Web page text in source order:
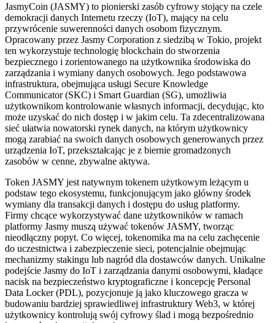
JasmyCoin (JASMY) to pionierski zasób cyfrowy stojący na czele
demokracji danych Internetu rzeczy (IoT), mający na celu
przywrócenie suwerenności danych osobom fizycznym.
Opracowany przez Jasmy Corporation z siedzibą w Tokio, projekt
ten wykorzystuje technologię blockchain do stworzenia
bezpiecznego i zorientowanego na użytkownika środowiska do
zarządzania i wymiany danych osobowych. Jego podstawowa
infrastruktura, obejmująca usługi Secure Knowledge
Communicator (SKC) i Smart Guardian (SG), umożliwia
użytkownikom kontrolowanie własnych informacji, decydując, kto
może uzyskać do nich dostęp i w jakim celu. Ta zdecentralizowana
sieć ułatwia nowatorski rynek danych, na którym użytkownicy
mogą zarabiać na swoich danych osobowych generowanych przez
urządzenia IoT, przekształcając je z biernie gromadzonych
zasobów w cenne, zbywalne aktywa.
Token JASMY jest natywnym tokenem użytkowym leżącym u
podstaw tego ekosystemu, funkcjonującym jako główny środek
wymiany dla transakcji danych i dostępu do usług platformy.
Firmy chcące wykorzystywać dane użytkowników w ramach
platformy Jasmy muszą używać tokenów JASMY, tworząc
nieodłączny popyt. Co więcej, tokenomika ma na celu zachęcenie
do uczestnictwa i zabezpieczenie sieci, potencjalnie obejmując
mechanizmy stakingu lub nagród dla dostawców danych. Unikalne
podejście Jasmy do IoT i zarządzania danymi osobowymi, kładące
nacisk na bezpieczeństwo kryptograficzne i koncepcję Personal
Data Locker (PDL), pozycjonuje ją jako kluczowego gracza w
budowaniu bardziej sprawiedliwej infrastruktury Web3, w której
użytkownicy kontrolują swój cyfrowy ślad i mogą bezpośrednio